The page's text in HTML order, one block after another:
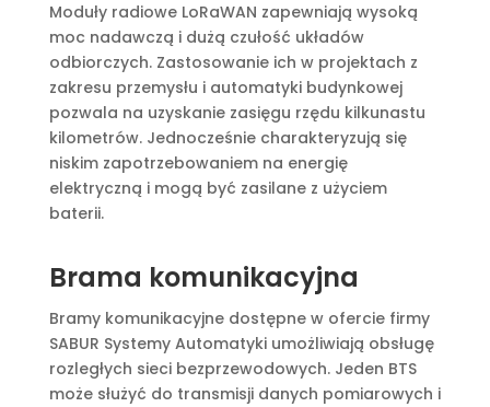
Moduły radiowe LoRaWAN zapewniają wysoką
moc nadawczą i dużą czułość układów
odbiorczych. Zastosowanie ich w projektach z
zakresu przemysłu i automatyki budynkowej
pozwala na uzyskanie zasięgu rzędu kilkunastu
kilometrów. Jednocześnie charakteryzują się
niskim zapotrzebowaniem na energię
elektryczną i mogą być zasilane z użyciem
baterii.
Brama komunikacyjna
Bramy komunikacyjne dostępne w ofercie firmy
SABUR Systemy Automatyki umożliwiają obsługę
rozległych sieci bezprzewodowych. Jeden BTS
może służyć do transmisji danych pomiarowych i